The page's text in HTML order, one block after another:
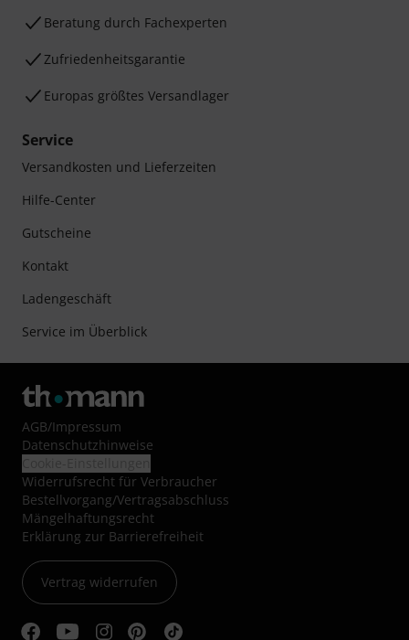
Beratung durch Fachexperten
Zufriedenheitsgarantie
Europas größtes Versandlager
Service
Versandkosten und Lieferzeiten
Hilfe-Center
Gutscheine
Kontakt
Ladengeschäft
Service im Überblick
AGB/Impressum
Datenschutzhinweise
Widerrufsrecht für Verbraucher
Bestellvorgang/Vertragsabschluss
Mängelhaftungsrecht
Erklärung zur Barrierefreiheit
Vertrag widerrufen